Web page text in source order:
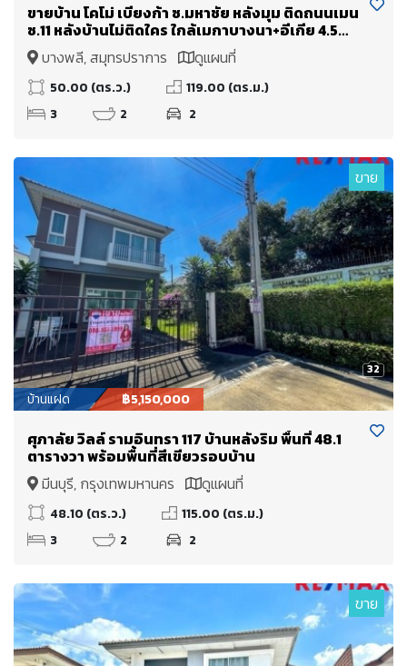
ขายบ้าน โคโม่ เบียงก้า ซ.มหาชัย หลังมุม ติดถนนเมน
ซ.11 หลังบ้านไม่ติดใคร ใกล้เมกาบางนา+อีเกีย 4.5
ก.ม. เซนทรัลบางนา ไบเทคบางนา
บางพลี, สมุทรปราการ ดูแผนที่
50.00 (ตร.ว.)
119.00 (ตร.ม.)
3
2 2
32
ขาย
บ้านแฝด ฿5,150,000
ศุภาลัย วิลล์ รามอินทรา 117 บ้านหลังริม พื้นที่ 48.1
ตารางวา พร้อมพื้นที่สีเขียวรอบบ้าน
มีนบุรี, กรุงเทพมหานคร
ดูแผนที่
48.10 (ตร.ว.)
115.00 (ตร.ม.)
3
2 2
ขาย